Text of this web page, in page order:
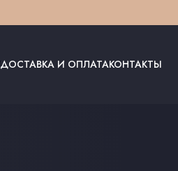
ДОСТАВКА И ОПЛАТАКОНТАКТЫ